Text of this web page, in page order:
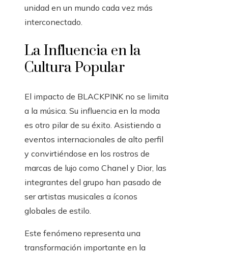
unidad en un mundo cada vez más
interconectado.
La Influencia en la
Cultura Popular
El impacto de BLACKPINK no se limita
a la música. Su influencia en la moda
es otro pilar de su éxito. Asistiendo a
eventos internacionales de alto perfil
y convirtiéndose en los rostros de
marcas de lujo como Chanel y Dior, las
integrantes del grupo han pasado de
ser artistas musicales a íconos
globales de estilo.
Este fenómeno representa una
transformación importante en la